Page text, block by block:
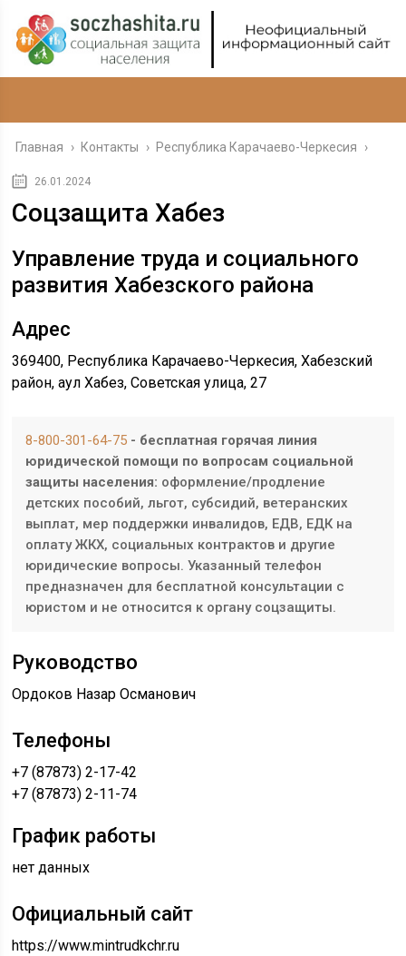
Главная › Контакты › Республика Карачаево-Черкесия ›
26.01.2024
Соцзащита Хабез
Управление труда и социального
развития Хабезского района
Адрес
369400, Республика Карачаево-Черкесия, Хабезский
район, аул Хабез, Советская улица, 27
8-800-301-64-75 - бесплатная горячая линия
юридической помощи по вопросам социальной
защиты населения: оформление/продление
детских пособий, льгот, субсидий, ветеранских
выплат, мер поддержки инвалидов, ЕДВ, ЕДК на
оплату ЖКХ, социальных контрактов и другие
юридические вопросы. Указанный телефон
предназначен для бесплатной консультации с
юристом и не относится к органу соцзащиты.
Руководство
Ордоков Назар Османович
Телефоны
+7 (87873) 2-17-42
+7 (87873) 2-11-74
График работы
нет данных
Официальный сайт
https://www.mintrudkchr.ru